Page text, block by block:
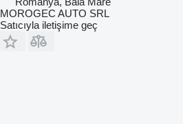
MOROGEC AUTO SRL
Satıcıyla iletişime geç